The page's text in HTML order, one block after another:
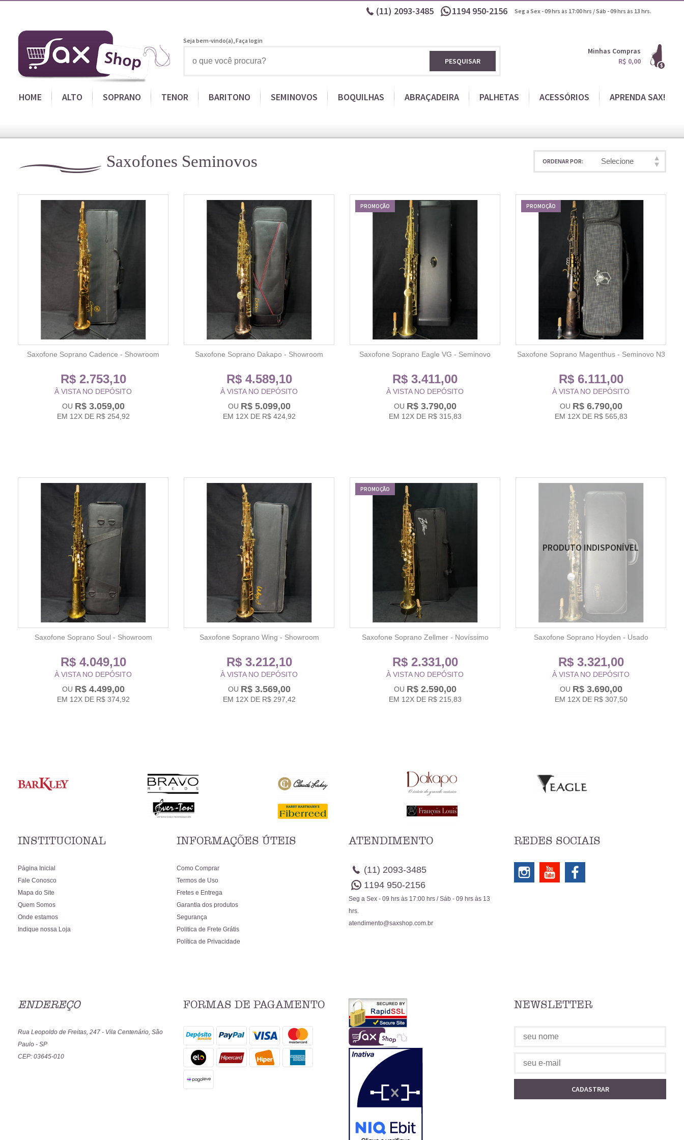
(11) 2093-3485 1194950-2156 Seg a Sex - 09 hrs às 17:00 hrs / Sáb - 09 hrs às 13 hrs.
Seja bem-vindo(a),Faça login
PESQUISAR
Minhas Compras
R$ 0,00
HOME ALTO SOPRANO TENOR BARITONO SEMINOVOS BOQUILHAS ABRAÇADEIRA PALHETAS ACESSÓRIOS APRENDA SAX!
Saxofones Seminovos ORDENAR POR Selecione
Saxofone Soprano Cadence - Showroom
R$ 2.753,10
À VISTA NO DEPÓSITO
R$ 3.059,00
EM 12XDE R$ 254,92
Saxofone Soprano Dakapo - Showroom
R$ 4.589,10
À VISTA NO DEPÓSITO
R$ 5.099,00
EM 12XDE R$ 424,92
PROMOÇÃO
Saxofone Soprano Eagle VG - Seminovo
R$ 3.411,00
À VISTA NO DEPÓSITO
R$ 3.790,00
EM 12XDE R$ 315,83
PROMOÇÃO
Saxofone Soprano Magenthus - Seminovo N3
R$ 6.111,00
À VISTA NO DEPÓSITO
R$ 6.790,00
EM 12XDE R$ 565,83
Saxofone Soprano Soul - Showroom
R$ 4.049,10
À VISTA NO DEPÓSITO
R$ 4.499,00
EM 12XDE R$ 374,92
Saxofone Soprano Wing - Showroom
R$ 3.212,10
À VISTA NO DEPÓSITO
R$ 3.569,00
EM 12XDE R$ 297,42
PROMOÇÃO
Saxofone Soprano Zellmer - Novíssimo
R$ 2.331,00
À VISTA NO DEPÓSITO
R$ 2.590,00
EM 12XDE R$ 215,83
Saxofone Soprano Hoyden - Usado
R$ 3.321,00
À VISTA NO DEPÓSITO
R$ 3.690,00
EM 12XDE R$ 307,50
INSTITUCIONAL
Página Inicial
Fale Conosco
Mapa do Site
Quem Somos
Onde estamos
Indique nossa Loja
INFORMAÇÕES ÚTEIS
Como Comprar
Termos de Uso
Fretes e Entrega
Garantia dos produtos
Segurança
Politica de Frete Grátis
Política de Privacidade
ATENDIMENTO
(11) 2093-3485
1194 950-2156
Seg a Sex - 09 hrs às 17:00 hrs / Sáb - 09 hrs às 13
hrs.
atendimento@saxshop.com.br
REDES SOCIAIS
ENDEREÇO
Rua Leopoldo de Freitas, 247 - Vila Centenário, São
Paulo - SP
CEP: 03645-010
FORMAS DE PAGAMENTO NEWSLETTER
CADASTRAR